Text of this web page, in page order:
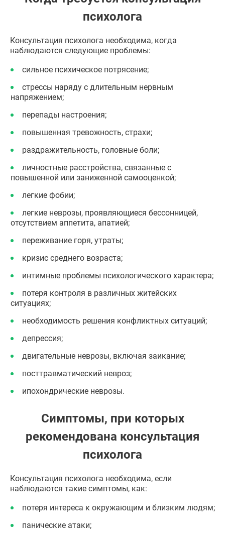
психолога
Консультация психолога необходима, когда
наблюдаются следующие проблемы:
сильное психическое потрясение;
стрессы наряду с длительным нервным
напряжением;
перепады настроения;
повышенная тревожность, страхи;
раздражительность, головные боли;
личностные расстройства, связанные с
повышенной или заниженной самооценкой;
легкие фобии;
легкие неврозы, проявляющиеся бессонницей,
отсутствием аппетита, апатией;
переживание горя, утраты;
кризис среднего возраста;
интимные проблемы психологического характера;
потеря контроля в различных житейских
ситуациях;
необходимость решения конфликтных ситуаций;
депрессия;
двигательные неврозы, включая заикание;
посттравматический невроз;
ипохондрические неврозы.
Симптомы, при которых
рекомендована консультация
психолога
Консультация психолога необходима, если
наблюдаются такие симптомы, как:
потеря интереса к окружающим и близким людям;
панические атаки;